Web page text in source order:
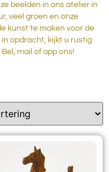
beelden in ons atelier in
veel groen en onze
kunst te maken voor de
opdracht, kijkt u rustig
mail of app ons!